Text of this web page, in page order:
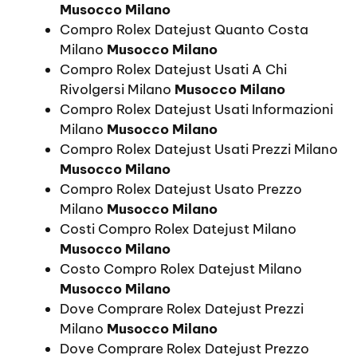
Musocco Milano
Compro Rolex Datejust Quanto Costa
Milano Musocco Milano
Compro Rolex Datejust Usati A Chi
Rivolgersi Milano Musocco Milano
Compro Rolex Datejust Usati Informazioni
Milano Musocco Milano
Compro Rolex Datejust Usati Prezzi Milano
Musocco Milano
Compro Rolex Datejust Usato Prezzo
Milano Musocco Milano
Costi Compro Rolex Datejust Milano
Musocco Milano
Costo Compro Rolex Datejust Milano
Musocco Milano
Dove Comprare Rolex Datejust Prezzi
Milano Musocco Milano
Dove Comprare Rolex Datejust Prezzo